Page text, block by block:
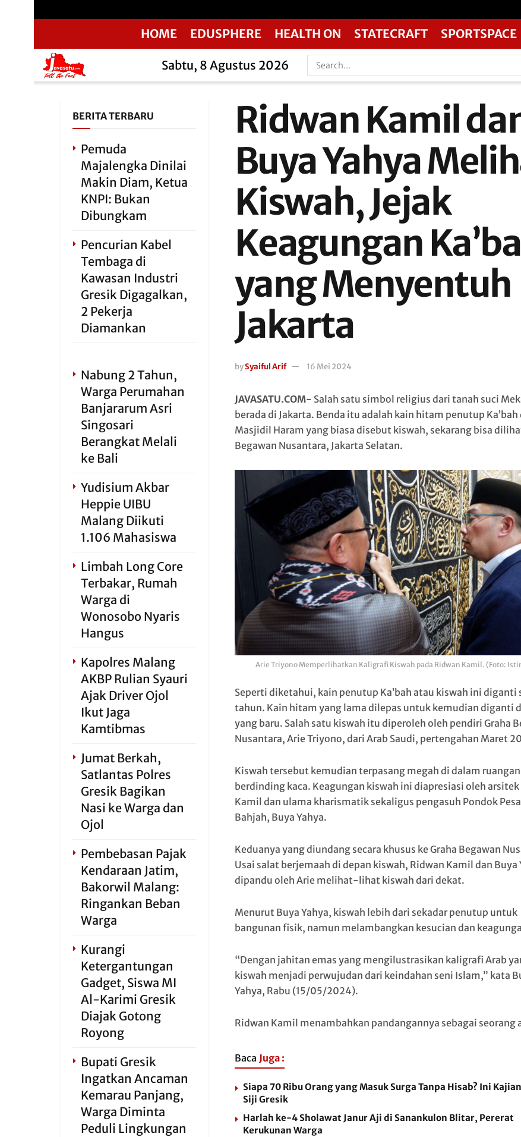
HOME EDUSPHERE HEALTH ON STATECRAFT SPORTSPACE
Sabtu, 8 Agustus 2026
Ridwan Kamil
Buya Yahya
Kiswah, Jejak
Keagungan
yang Menyentuh
Jakarta
bySyaiful Arif 16 Mei 2024
JAVASATU.COM- Salah satu simbol religius dari tanah suci
berada di Jakarta. Benda itu adalah kain hitam penutup Ka’bah
Masjidil Haram yang biasa disebut kiswah, sekarang bisa
Begawan Nusantara, Jakarta Selatan.
Arie Triyono Memperlihatkan Kaligrafi Kiswah pada Ridwan Kamil. (Foto:
Seperti diketahui, kain penutup Ka’bah atau kiswah ini diganti
tahun. Kain hitam yang lama dilepas untuk kemudian diganti
yang baru. Salah satu kiswah itu diperoleh oleh pendiri Graha
Nusantara, Arie Triyono, dari Arab Saudi, pertengahan Maret
Kiswah tersebut kemudian terpasang megah di dalam ruangan
berdinding kaca. Keagungan kiswah ini diapresiasi oleh arsitek
Kamil dan ulama kharismatik sekaligus pengasuh Pondok
Bahjah, Buya Yahya.
Keduanya yang diundang secara khusus ke Graha Begawan
Usai salat berjemaah di depan kiswah, Ridwan Kamil dan Buya
dipandu oleh Arie melihat-lihat kiswah dari dekat.
Menurut Buya Yahya, kiswah lebih dari sekadar penutup untuk
bangunan fisik, namun melambangkan kesucian dan
“Dengan jahitan emas yang mengilustrasikan kaligrafi Arab
kiswah menjadi perwujudan dari keindahan seni Islam,” kata
Yahya, Rabu (15/05/2024).
Ridwan Kamil menambahkan pandangannya sebagai seorang
Baca Juga :
Siapa 70 Ribu Orang yang Masuk Surga Tanpa Hisab? Ini
Siji Gresik
Harlah ke-4 Sholawat Janur Aji di Sanankulon Blitar, Pererat
Kerukunan Warga
BERITA TERBARU
Pemuda
Majalengka Dinilai
Makin Diam, Ketua
KNPI: Bukan
Dibungkam
Pencurian Kabel
Tembaga di
Kawasan Industri
Gresik Digagalkan,
2 Pekerja
Diamankan
Nabung 2 Tahun,
Warga Perumahan
Banjararum Asri
Singosari
Berangkat Melali
ke Bali
Yudisium Akbar
Heppie UIBU
Malang Diikuti
1.106 Mahasiswa
Limbah Long Core
Terbakar, Rumah
Warga di
Wonosobo Nyaris
Hangus
Kapolres Malang
AKBP Rulian Syauri
Ajak Driver Ojol
Ikut Jaga
Kamtibmas
Jumat Berkah,
Satlantas Polres
Gresik Bagikan
Nasi ke Warga dan
Ojol
Pembebasan Pajak
Kendaraan Jatim,
Bakorwil Malang:
Ringankan Beban
Warga
Kurangi
Ketergantungan
Gadget, Siswa MI
Al-Karimi Gresik
Diajak Gotong
Royong
Bupati Gresik
Ingatkan Ancaman
Kemarau Panjang,
Warga Diminta
Peduli Lingkungan